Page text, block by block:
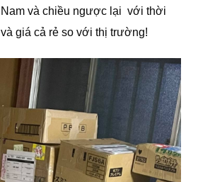
và chiều ngược lại với thời
giá cả rẻ so với thị trường!